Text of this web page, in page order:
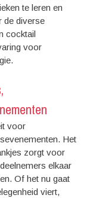
te leren en
de diverse
cocktail
voor
voor
Het
zorgt voor
elkaar
Of het nu gaat
viert,